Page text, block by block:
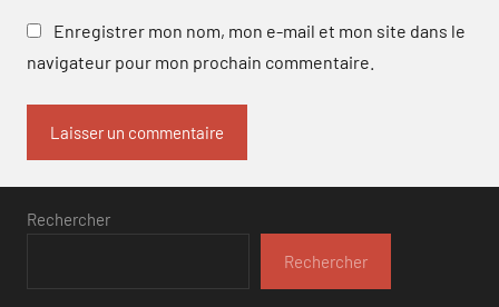
Enregistrer mon nom, mon e-mail et mon site dans le
navigateur pour mon prochain commentaire.
Rechercher
Rechercher